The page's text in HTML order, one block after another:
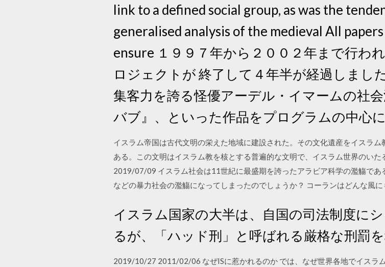
link to a defined social group, as was the
generalised analysis of the medieval All
ensure １９９７年から２００２年まで行わ
ロジェクトが 終了して４年半が経過しまし
集客力を誇る怪優アーデル・イマームの社
バブ』、といった作品をプログラムの中心に
イスラム帝国は古代文明の栄えた地域に建設された。その文化遺産をイスラ
ある。この文明はイスラム教を核とする普遍的な文明で、イスラム世界のい
2019/07/09 イスラム社会は11世紀に最盛期を誇ったアラビア科学の濫觴であ
などの暴力社会の濫觴になってしまったのでしょうか？ コーランはどんな風
イスラム国家の大半は、自国の司法制度に
るが、「ハッド刑」と呼ばれる厳格な刑罰
2019/10/27 2011/02/06 なぜISに惹かれるのか では、なぜ世界各地でイスラ